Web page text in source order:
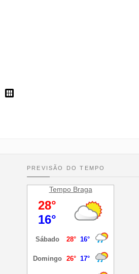
PREVISÃO DO TEMPO
Tempo Braga